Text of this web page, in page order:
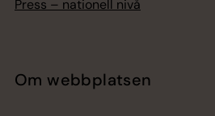
Press – nationell nivå
Om webbplatsen